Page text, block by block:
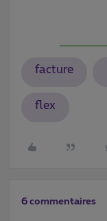
facture
flex
6 commentaires